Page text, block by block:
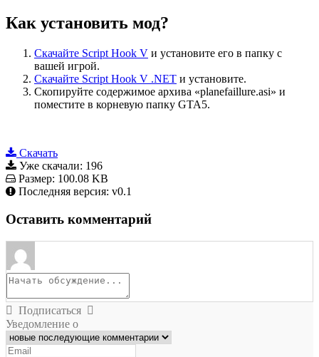
Как установить мод?
Скачайте Script Hook V и установите его в папку с
вашей игрой.
Скачайте Script Hook V .NET и установите.
Скопируйте содержимое архива «planefaillure.asi» и
поместите в корневую папку GTA5.
Скачать
Уже скачали: 196
Размер: 100.08 KB
Последняя версия: v0.1
Оставить комментарий
Подписаться
Уведомление о